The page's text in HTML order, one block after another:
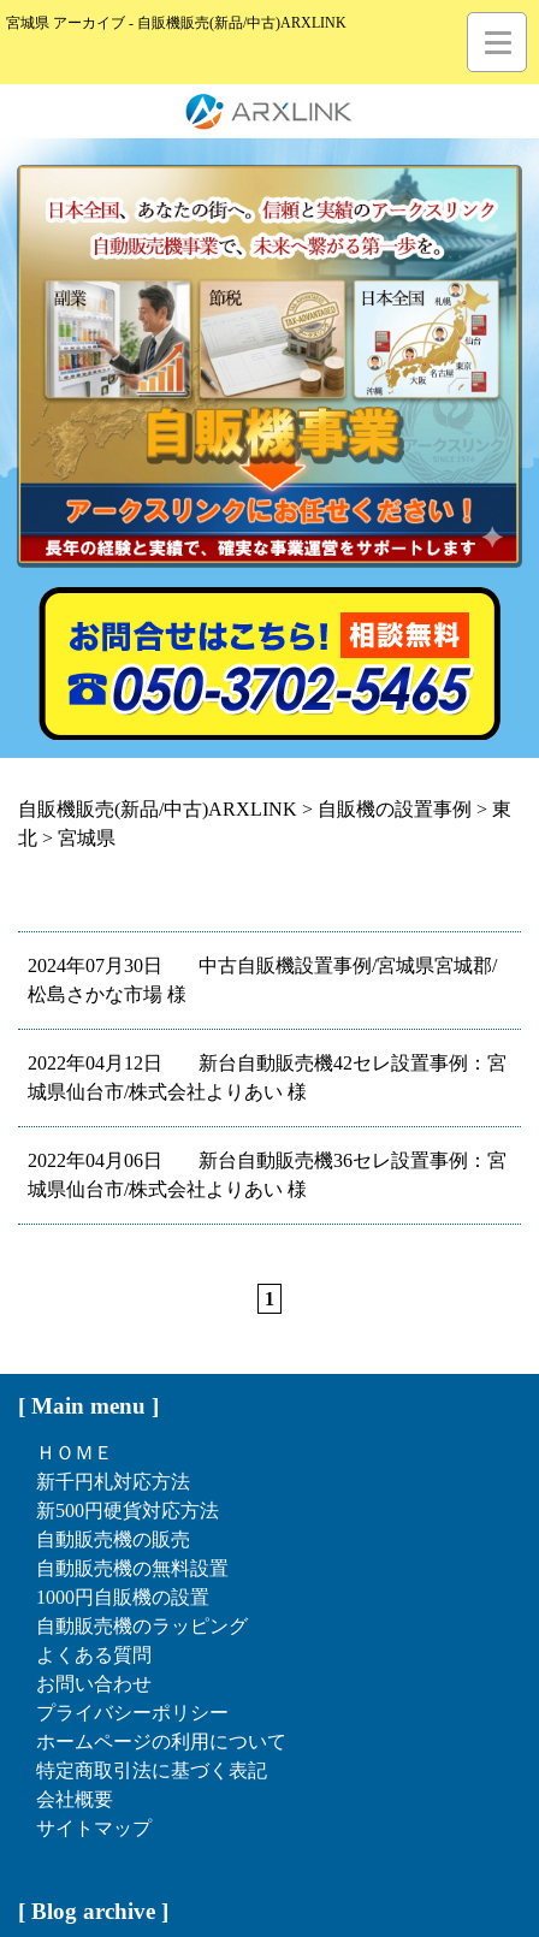
宮城県 アーカイブ - 自販機販売(新品/中古)ARXLINK
自販機販売(新品/中古)ARXLINK > 自販機の設置事例 > 東
北 > 宮城県
2024年07月30日
中古自販機設置事例/宮城県宮城郡/
松島さかな市場 様
2022年04月12日
新台自動販売機42セレ設置事例：宮
城県仙台市/株式会社よりあい 様
2022年04月06日
新台自動販売機36セレ設置事例：宮
城県仙台市/株式会社よりあい 様
1
[ Main menu ]
ＨＯＭＥ
新千円札対応方法
新500円硬貨対応方法
自動販売機の販売
自動販売機の無料設置
1000円自販機の設置
自動販売機のラッピング
よくある質問
お問い合わせ
プライバシーポリシー
ホームページの利用について
特定商取引法に基づく表記
会社概要
サイトマップ
[ Blog archive ]